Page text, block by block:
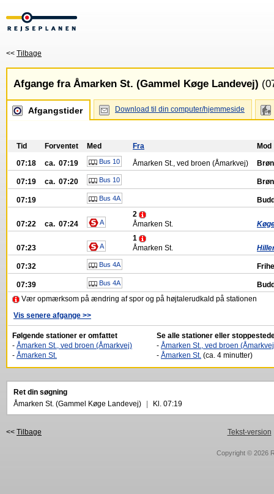
<< Tilbage
Afgange fra Åmarken St. (Gammel Køge Landevej)
Afgangstider Download til din computer/hjemmeside
Tid Forventet Med Fra
Mod
07:18
ca. 07:19 Bus 10 Åmarken St., ved broen (Åmarkvej)
07:19 ca. 07:20 Bus 10
07:19 Bus 4A
07:22 ca. 07:24 A
2
Åmarken St.
07:23 A
1
Åmarken St.
07:32 Bus 4A
07:39 Bus 4A
Vær opmærksom på ændring af spor og på højtalerudkald på stationen
Vis senere afgange >>
Følgende stationer er omfattet
- Åmarken St., ved broen (Åmarkvej)
- Åmarken St.
Se alle stationer eller
- Åmarken St., ved broen
- Åmarken St. (ca. 4 minutter)
Ret din søgning
Åmarken St. (Gammel Køge Landevej)
Kl. 07:19
<< Tilbage Tekst-version
Copyright © 2026